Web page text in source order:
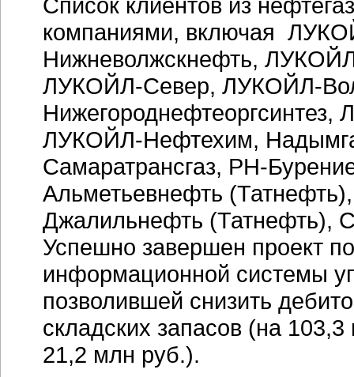
компаниями, включая
Нижневолжскнефть,
ЛУКОЙЛ-Север, ЛУКОЙЛ-
ЛУКОЙЛ-Нефтехим,
Самаратрансгаз, РН-
Альметьевнефть
Джалильнефть (Татнефть),
Успешно завершен проект
информационной системы
позволившей снизить
складских запасов (на
21,2 млн руб.).